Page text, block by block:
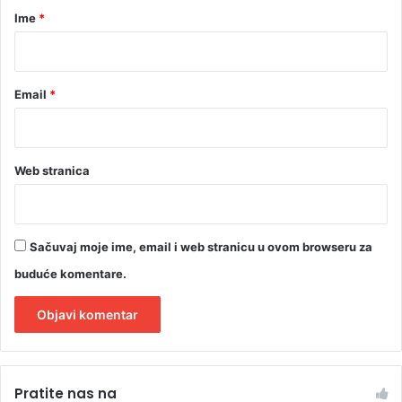
rIme *
Email *
Web stranica
Sačuvaj moje ime, email i web stranicu u ovom browseru za
buduće komentare.
Pratite nas na